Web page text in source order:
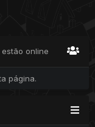
online
página.